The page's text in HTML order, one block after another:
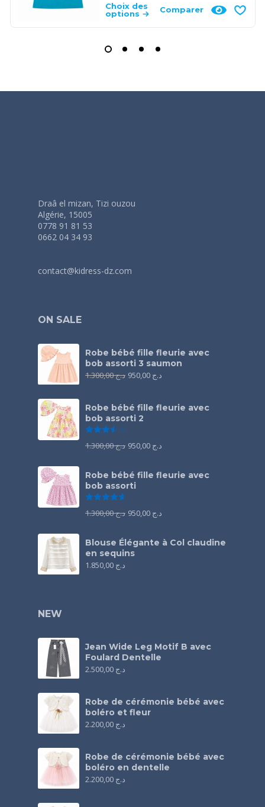
Choix des
options
Comparer
Draâ el mizan, Tizi ouzou
Algérie, 15005
0778 91 81 53
0662 04 34 93
contact@kidress-dz.com
ON SALE
Robe bébé fille fleurie avec
bob assorti 3 saumon
د.ج1.300,00 د.ج
Robe bébé fille fleurie avec
bob assorti 2
د.ج1.300,00 د.ج
Robe bébé fille fleurie avec
bob assorti
د.ج1.300,00 د.ج
Blouse Élégante à Col claudine
en sequins
د.ج
NEW
Jean Wide Leg Motif B avec
Foulard Dentelle
د.ج
Robe de cérémonie bébé avec
boléro et fleur
د.ج
Robe de cérémonie bébé avec
boléro en dentelle
د.ج